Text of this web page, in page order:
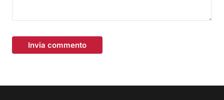
Invia commento